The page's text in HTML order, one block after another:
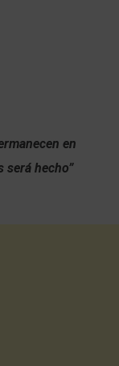
en
será hecho”